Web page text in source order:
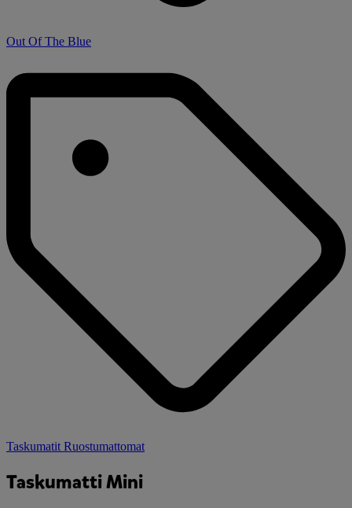
Out Of The Blue
Taskumatit Ruostumattomat
Taskumatti Mini